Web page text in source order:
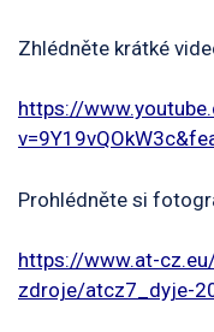
Zhlédněte krátké
https://
Prohlédněte si
https://www.at-
zdroje/atcz7_dyje-